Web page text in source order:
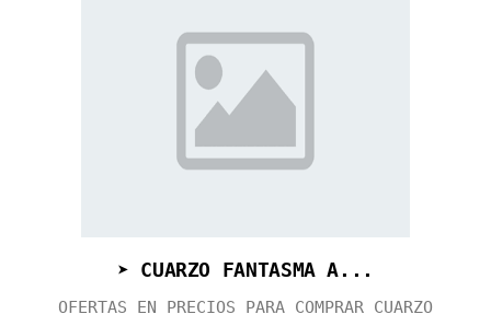
➤ CUARZO FANTASMA A...
OFERTAS EN PRECIOS PARA COMPRAR CUARZO